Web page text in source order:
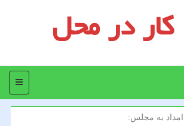
کار در محل
منو
امداد به مجلس: